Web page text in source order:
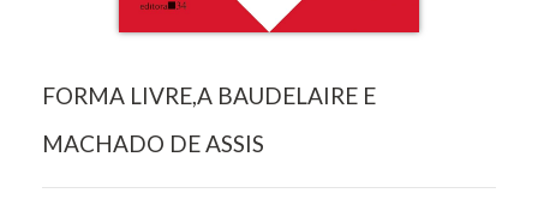
FORMA LIVRE,A BAUDELAIRE E
MACHADO DE ASSIS